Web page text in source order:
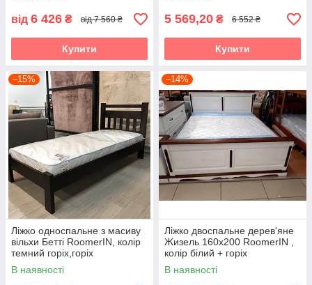
від 6 426 ₴ від 7 560 ₴
Купити
5 569,20 ₴ 6 552 ₴
Купити
–15%
Ліжко односпальне з масиву
вільхи Бетті RoomerIN, колір
темний горіх,горіх
В наявності
–14%
Ліжко двоспальне дерев'яне
Жизель 160х200 RoomerIN ,
колір білий + горіх
В наявності